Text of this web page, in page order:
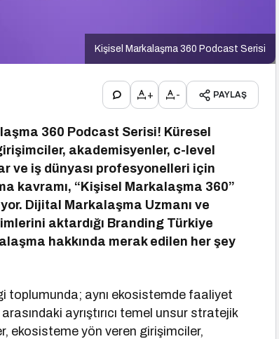
Kişisel Markalaşma 360 Podcast Serisi
+ - PAYLAŞ
360 Podcast Serisi! Küresel
akademisyenler, c-level
ve iş dünyası profesyonelleri için
kavramı, “Kişisel Markalaşma 360”
Dijital Markalaşma Uzmanı ve
aktardığı Branding Türkiye
hakkında merak edilen her şey
toplumunda; aynı ekosistemde faaliyet
ayrıştırıcı temel unsur stratejik
ekosisteme yön veren girişimciler,